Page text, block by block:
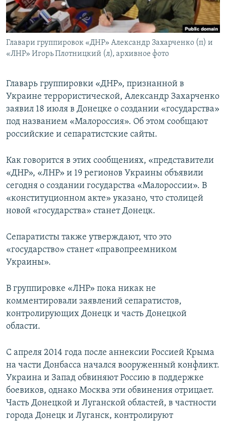
ПОБЕДИТЕЛЕЙ НЕ СУДЯТ?
КРЫМ.НЕПОКОРЕННЫЙ
ELIFBE
ПРИСОЕДИНЯЙТЕСЬ!
Главари группировок «ДНР» Александр Захарченко (п) и
«ЛНР» Игорь Плотницкий (л), архивное фото
Главарь группировки «ДНР», признанной в
Украине террористической, Александр Захарченко
заявил 18 июля в Донецке о создании «государства»
под названием «Малороссия». Об этом сообщают
российские и сепаратистские сайты.
Как говорится в этих сообщениях, «представители
«ДНР», «ЛНР» и 19 регионов Украины объявили
сегодня о создании государства «Малороссии». В
«конституционном акте» указано, что столицей
новой «государства» станет Донецк.
Сепаратисты также утверждают, что это
«государство» станет «правопреемником
Украины».
В группировке «ЛНР» пока никак не
комментировали заявлений сепаратистов,
контролирующих Донецк и часть Донецкой
области.
С апреля 2014 года после аннексии Россией Крыма
на части Донбасса начался вооруженный конфликт.
Украина и Запад обвиняют Россию в поддержке
боевиков, однако Москва эти обвинения отрицает.
Часть Донецкой и Луганской областей, в частности
города Донецк и Луганск, контролируют